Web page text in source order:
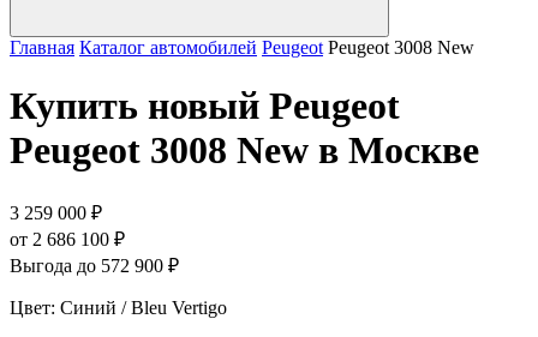
Главная Каталог автомобилей Peugeot Peugeot 3008 New
Купить новый Peugeot
Peugeot 3008 New в Москве
3 259 000 ₽
от 2 686 100 ₽
Выгода до 572 900 ₽
Цвет: Синий / Bleu Vertigo